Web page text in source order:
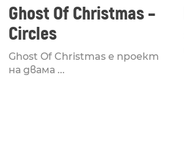
Ghost Of Christmas –
Circles
Ghost Of Christmas е проект
на двама ...